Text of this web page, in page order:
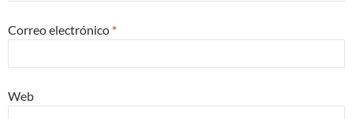
Correo electrónico *
Web